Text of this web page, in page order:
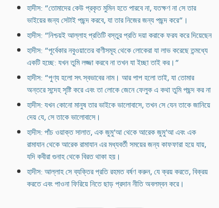
হাদীস: “তোমাদের কেউ প্রকৃত মুমিন হতে পারবে না, যতক্ষণ না সে তার
ভাইয়ের জন্য সেটাই পছন্দ করবে, যা তার নিজের জন্য পছন্দ করে”।
হাদীস: “নিশ্চয়ই আল্লাহ প্রতিটি বস্তুর প্রতি দয়া করাকে ফরয করে দিয়েছেন
হাদীস: “পূর্বেকার নবুওয়াতের বাণীসমূহ থেকে লোকেরা যা লাভ করেছে তন্মধ্যে
একটি হচ্ছে: যখন তুমি লজ্জা করবে না তখন যা ইচ্ছা তাই কর।”
হাদীস: “পুণ্য হলো সৎ স্বভাবের নাম। আর পাপ হলো তাই, যা তোমার
অন্তরে সন্দেহ সৃষ্টি করে এবং তা লোকে জেনে ফেলুক এ কথা তুমি পছন্দ কর না
হাদীস: যখন কোনো মানুষ তার ভাইকে ভালোবাসে, তখন সে যেন তাকে জানিয়ে
দেয় যে, সে তাকে ভালোবাসে।
হাদীস: পাঁচ ওয়াক্ত সালাত, এক জুমু‘আ থেকে আরেক জুমু‘আ এবং এক
রামাযান থেকে আরেক রামাযান এর মধ্যবর্তী সময়ের জন্য কাফফারা হয়ে যায়,
যদি কবীরা গুনাহ থেকে বিরত থাকা হয়।
হাদীস: আল্লাহ সে ব্যক্তির প্রতি রহমত বর্ষণ করুন, যে ক্রয় করতে, বিক্রয়
করতে এবং পাওনা ফিরিয়ে নিতে ছাড় প্রদান নীতি অবলম্বন করে।